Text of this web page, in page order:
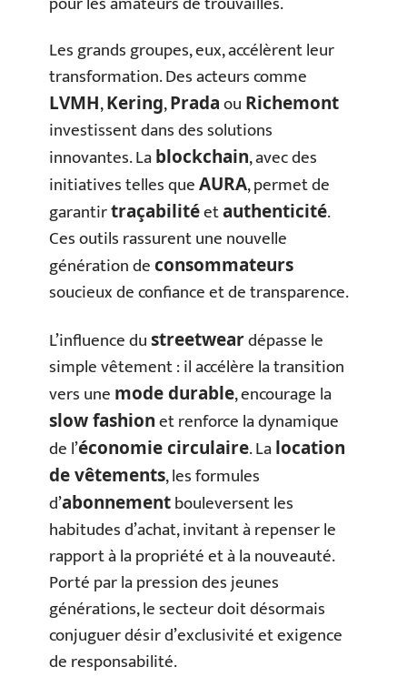
Les grands groupes, eux, accélèrent leur
transformation. Des acteurs comme
LVMH,Kering,Pradaou Richemont
investissent dans des solutions
innovantes. Lablockchain, avec des
initiatives telles queAURA, permet de
garantirtraçabilitéetauthenticité.
Ces outils rassurent une nouvelle
génération deconsommateurs
soucieux de confiance et de transparence.
L’influence dustreetweardépasse le
simple vêtement : il accélère la transition
vers une mode durable, encourage la
slow fashionet renforce la dynamique
de l’économie circulaire. Lalocation
de vêtements, les formules
d’abonnementbouleversent les
habitudes d’achat, invitant à repenser le
rapport à la propriété et à la nouveauté.
Porté par la pression des jeunes
générations, le secteur doit désormais
conjuguer désir d’exclusivité et exigence
de responsabilité.